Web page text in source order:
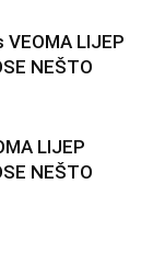
VEOMA LIJEP
NEŠTO
LIJEP
NEŠTO